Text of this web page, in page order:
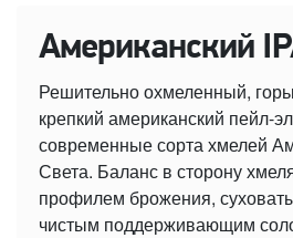
Американский
Решительно охмеленный,
крепкий американский пейл-
современные сорта хмелей
Света. Баланс в сторону
профилем брожения,
чистым поддерживающим